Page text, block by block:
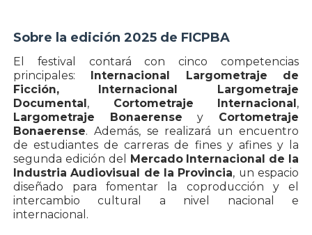
Sobre la edición 2025 de FICPBA
El festival contará con cinco competencias
principales:
Internacional Largometraje de
Ficción, Internacional Largometraje
Documental , Cortometraje Internacional ,
Largometraje Bonaerense y Cortometraje
Bonaerense. Además, se realizará un encuentro
de estudiantes de carreras de fines y afines y la
segunda edición del
Mercado Internacional de la
Industria Audiovisual de la Provincia, un espacio
diseñado para fomentar la coproducción y el
intercambio cultural a nivel nacional e
internacional.